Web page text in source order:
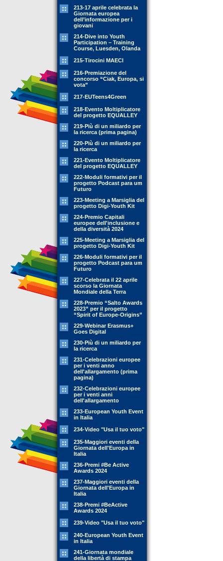
213-17 aprile celebrata la
Giornata europea
dell’informazione per i
giovani
214-Dive into Youth
Participation – Training
Course, Luesden, Olanda
215-Tirocini MAECI
216-Premiazione del
concorso “Ciak, Europa, si
vota”
217-EUTeens4Green
218-Evento Moltiplicatore
del progetto EQUALLEY
219-Più di un miliardo per
la ricerca (prima pagina)
220-Più di un miliardo per
la ricerca
221-Evento Moltiplicatore
del progetto EQUALLEY
222-Moduli formativi per il
progetto Podcast para um
Futuro
223-Meeting a Marsiglia del
progetto Digi-Youth Kit
224-Premio Capitali
europee dell'inclusione e
della diversità 2024
225-Meeting a Marsiglia del
progetto Digi-Youth Kit
226-Moduli formativi per il
progetto Podcast para um
Futuro
227-Celebrata il 22 aprile
scorso la Giornata
Mondiale della Terra
228-Premio “Salto Awards
2023” per il progetto
“Spirit of Europe-Origins”
229-Webinar Erasmus+
Goes Digital
230-Più di un miliardo per
la ricerca
231-Celebrazioni europee
per i venti anno
dell'allargamento (prima
pagina)
232-Celebrazioni europee
per i venti anni
dell'allargamento
233-European Youth Event
in Italia
234-Video "Usa il tuo voto"
235-Maggiori eventi della
Giornata dell'Europa in
Italia
236-Premi #Be Active
Awards 2024
237-Maggiori eventi della
Giornata dell'Europa in
Italia
238-Premi #BeActive
Awards 2024
239-Video "Usa il tuo voto"
240-European Youth Event
in Italia
241-Giornata mondiale
della libertà di stampa